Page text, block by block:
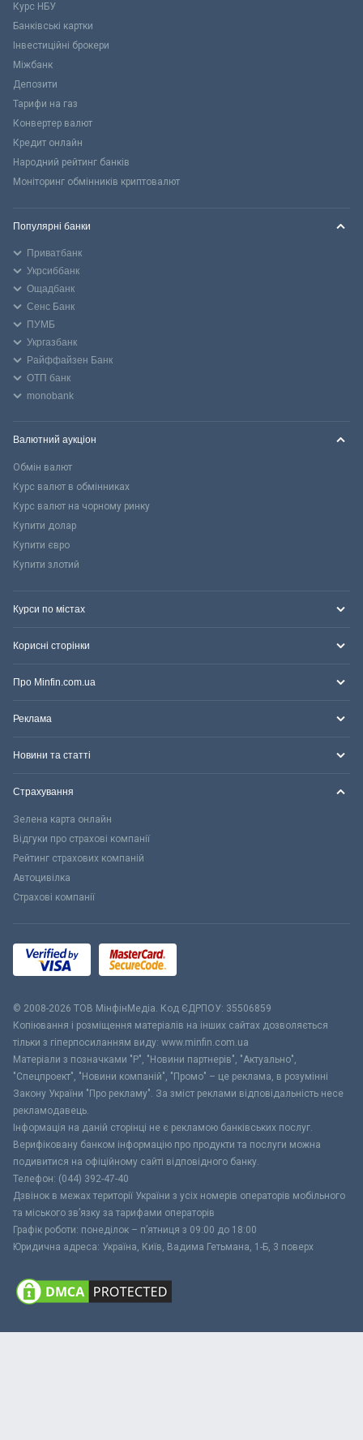
Курс НБУ
Банківські картки
Інвестиційні брокери
Міжбанк
Депозити
Тарифи на газ
Конвертер валют
Кредит онлайн
Народний рейтинг банків
Моніторинг обмінників криптовалют
Популярні банки
Приватбанк
Укрсиббанк
Ощадбанк
Сенс Банк
ПУМБ
Укргазбанк
Райффайзен Банк
ОТП банк
monobank
Валютний аукціон
Обмін валют
Курс валют в обмінниках
Курс валют на чорному ринку
Купити долар
Купити євро
Купити злотий
Курси по містах
Корисні сторінки
Про Minfin.com.ua
Реклама
Новини та статті
Страхування
Зелена карта онлайн
Відгуки про страхові компанії
Рейтинг страхових компаній
Автоцивілка
Страхові компанії
© 2008-2026 ТОВ МiнфiнМедiа. Код ЄДРПОУ: 35506859
Копіювання і розміщення матеріалів на інших сайтах дозволяється
тільки з гіперпосиланням виду: www.minfin.com.ua
Матеріали з позначками "Р", "Новини партнерів", "Актуально",
"Спецпроект", "Новини компаній", "Промо" – це реклама, в розумінні
Закону України "Про рекламу". За зміст реклами відповідальність несе
рекламодавець.
Інформація на даній сторінці не є рекламою банківських послуг.
Верифіковану банком інформацію про продукти та послуги можна
подивитися на офіційному сайті відповідного банку.
Телефон: (044) 392-47-40
Дзвінок в межах території України з усіх номерів операторів мобільного
та міського зв’язку за тарифами операторів
Графік роботи: понеділок – п’ятниця з 09:00 до 18:00
Юридична адреса: Україна, Київ, Вадима Гетьмана, 1-Б, 3 поверх